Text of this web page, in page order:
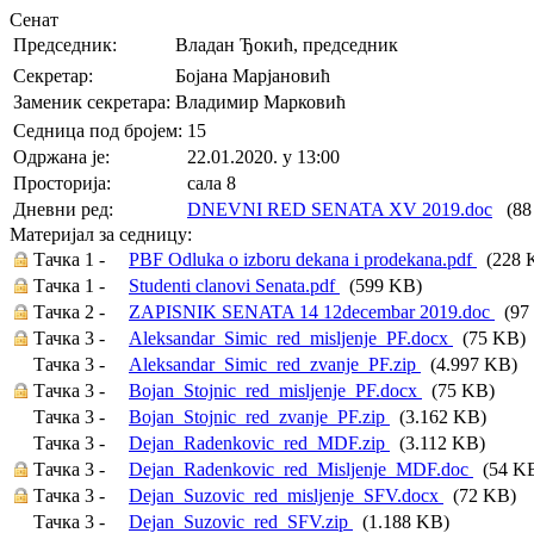
Сенат
Председник:
Владан Ђокић, председник
Секретар:
Бојана Марјановић
Заменик секретара: Владимир Марковић
Седница под бројем: 15
Oдржана je:
22.01.2020. у 13:00
Просторија:
сала 8
Дневни ред:
DNEVNI RED SENATA XV 2019.doc
Материјал за седницу:
Тачка 1 -
PBF Odluka o izboru dekana i prodekana.pdf
(228
Тачка 1 -
Studenti clanovi Senata.pdf
(599 KB)
Тачка 2 -
ZAPISNIK SENATA 14 12decembar 2019.doc
Тачка 3 -
Aleksandar_Simic_red_misljenje_PF.docx
(75 KB)
Тачка 3 -
Aleksandar_Simic_red_zvanje_PF.zip
(4.997 KB)
Тачка 3 -
Bojan_Stojnic_red_misljenje_PF.docx
(75 KB)
Тачка 3 -
Bojan_Stojnic_red_zvanje_PF.zip
(3.162 KB)
Тачка 3 -
Dejan_Radenkovic_red_MDF.zip
(3.112 KB)
Тачка 3 -
Dejan_Radenkovic_red_Misljenje_MDF.doc
(54
Тачка 3 -
Dejan_Suzovic_red_misljenje_SFV.docx
(72 KB)
Тачка 3 -
Dejan_Suzovic_red_SFV.zip
(1.188 KB)